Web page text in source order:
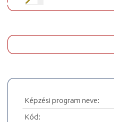
Képzési program neve:
Kód: